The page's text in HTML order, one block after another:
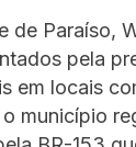
de Paraíso,
pela
em locais
município